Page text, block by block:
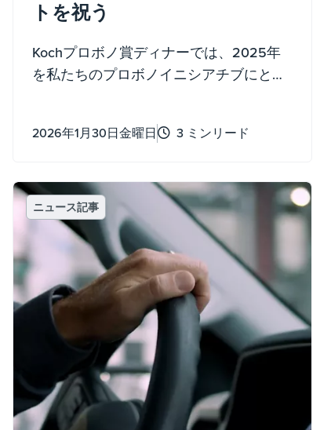
トを祝う
Kochプロボノ賞ディナーでは、2025年
を私たちのプロボノイニシアチブにとっ
無料の法的支援以上のこれらの取り組み
ーズに結びつけ、機会への障壁を取り払
います。
2026年1月30日金曜日 3 ミンリード
ニュース記事